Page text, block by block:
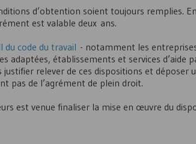
d’obtention soient toujours remplies.
est valable deux ans.
du code du travail - notamment les
adaptées, établissements et services d’aide
relever de ces dispositions et déposer
pas de l’agrément de plein droit.
est venue finaliser la mise en œuvre du